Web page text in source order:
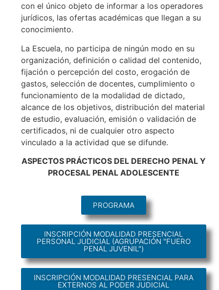
con el único objeto de informar a los operadores
jurídicos, las ofertas académicas que llegan a su
conocimiento.
La Escuela, no participa de ningún modo en su
organización, definición o calidad del contenido,
fijación o percepción del costo, erogación de
gastos, selección de docentes, cumplimiento o
funcionamiento de la modalidad de dictado,
alcance de los objetivos, distribución del material
de estudio, evaluación, emisión o validación de
certificados, ni de cualquier otro aspecto
vinculado a la actividad que se difunde.
ASPECTOS PRÁCTICOS DEL DERECHO PENAL Y
PROCESAL PENAL ADOLESCENTE
PROGRAMA
INSCRIPCIÓN MODALIDAD PRESENCIAL
PERSONAL JUDICIAL (AGRUPACIÓN "FUERO
PENAL JUVENIL")
INSCRIPCIÓN MODALIDAD PRESENCIAL PARA
EXTERNOS AL PODER JUDICIAL